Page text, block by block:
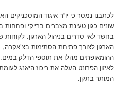
לכתבנו נמסר כי יו”ר איגוד המוסכניקים
שונים כגון טעינת מצברים ברייקי ופחחות
בחשד לאי סדרים בניהול הארגון. לקוחות
הארגון לצורך פתיחת הסתימות
ההומאופתים מהלו את תוספי הדלק במים.
לאיזון הפרונט העלה את ריכוז היאנג
המותר בתקן.